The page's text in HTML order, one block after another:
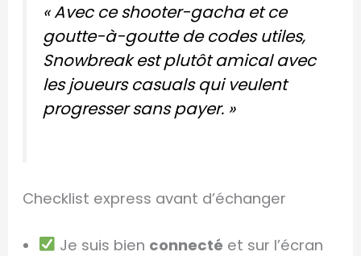
« Avec ce shooter-gacha et ce
goutte-à-goutte de codes utiles,
Snowbreak est plutôt amical avec
les joueurs casuals qui veulent
progresser sans payer. »
Checklist express avant d’échanger
Je suis bien connecté et sur l’écran